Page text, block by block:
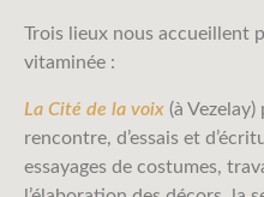
Trois lieux nous accueillent
vitaminée :
La Cité de la voix (à
rencontre, d’essais et
essayages de costumes,